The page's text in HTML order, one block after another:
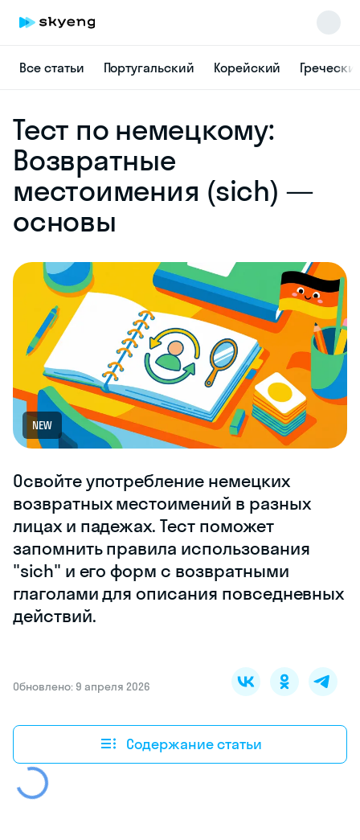
Все статьи Португальский Корейский
Тест по немецкому:
Возвратные
местоимения (sich) —
основы
NEW
Освойте употребление немецких
возвратных местоимений в разных
лицах и падежах. Тест поможет
запомнить правила использования
"sich" и его форм с возвратными
глаголами для описания повседневных
действий.
Обновлено: 9 апреля 2026
Содержание статьи
online